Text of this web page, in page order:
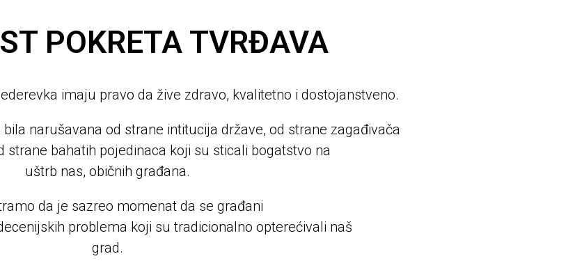
POKRETA TVRĐAVA
imaju pravo da žive zdravo, kvalitetno i dostojanstveno.
narušavana od strane intitucija države, od strane zagađivača
strane bahatih pojedinaca koji su sticali bogatstvo na
uštrb nas, običnih građana.
da je sazreo momenat da se građani
problema koji su tradicionalno opterećivali naš
grad.